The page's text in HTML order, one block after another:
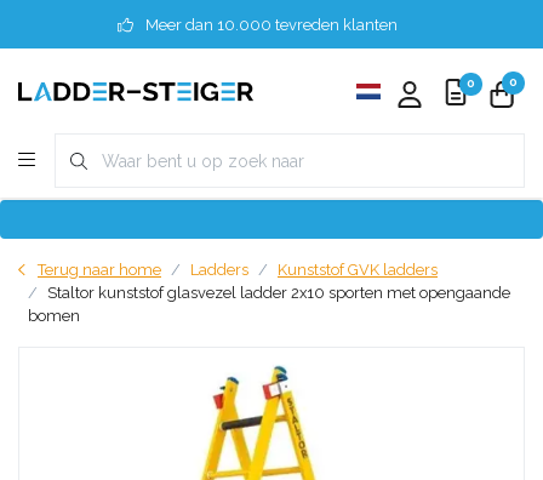
Meer dan 10.000 tevreden klanten
0 0
Terug naar home Ladders
Kunststof GVK ladders
Staltor kunststof glasvezel ladder 2x10 sporten met opengaande
bomen